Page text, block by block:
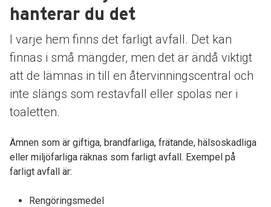
hanterar du det
I varje hem finns det farligt avfall. Det kan
finnas i små mängder, men det är ändå viktigt
att de lämnas in till en återvinningscentral och
inte slängs som restavfall eller spolas ner i
toaletten.
Ämnen som är giftiga, brandfarliga, frätande, hälsoskadliga
eller miljöfarliga räknas som farligt avfall. Exempel på
farligt avfall är:
Rengöringsmedel